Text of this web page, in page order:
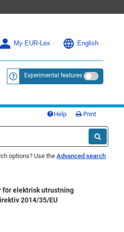
My EUR-Lex English
<a href="https://eur-lex.europa.eu/
Experimental features
Help Print
options? Use the Advanced search
för elektrisk utrustning
2014/35/EU